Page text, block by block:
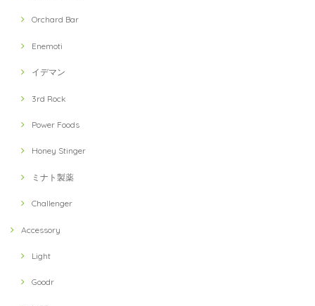
Orchard Bar
Enemoti
イデマン
3rd Rock
Power Foods
Honey Stinger
ミナト製薬
Challenger
Accessory
Light
Goodr